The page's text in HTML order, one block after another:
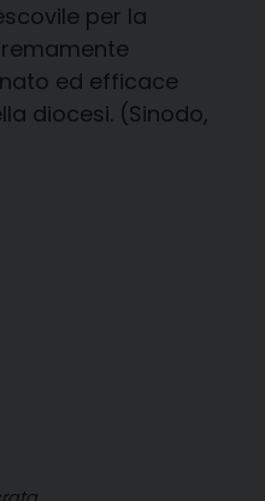
per la
ed efficace
diocesi. (Sinodo,